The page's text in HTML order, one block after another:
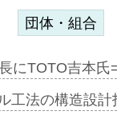
団体・組合
にTOTO吉本氏
工法の構造設